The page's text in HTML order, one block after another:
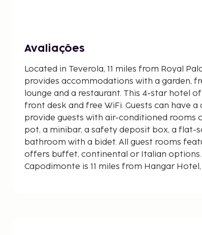
Avaliações
Located in Teverola, 11 miles from Royal
provides accommodations with a garden,
lounge and a restaurant. This 4-star hotel
front desk and free WiFi. Guests can have
provide guests with air-conditioned rooms
pot, a minibar, a safety deposit box, a flat-
bathroom with a bidet. All guest rooms
offers buffet, continental or Italian options.
Capodimonte is 11 miles from Hangar